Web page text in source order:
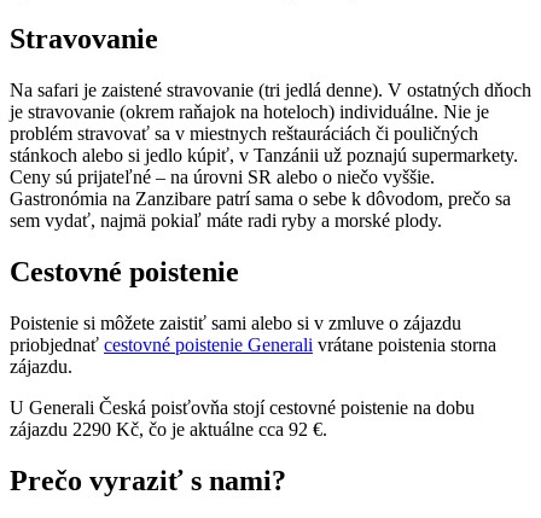
Stravovanie
Na safari je zaistené stravovanie (tri jedlá denne). V ostatných dňoch
je stravovanie (okrem raňajok na hoteloch) individuálne. Nie je
problém stravovať sa v miestnych reštauráciách či pouličných
stánkoch alebo si jedlo kúpiť, v Tanzánii už poznajú supermarkety.
Ceny sú prijateľné – na úrovni SR alebo o niečo vyššie.
Gastronómia na Zanzibare patrí sama o sebe k dôvodom, prečo sa
sem vydať, najmä pokiaľ máte radi ryby a morské plody.
Cestovné poistenie
Poistenie si môžete zaistiť sami alebo si v zmluve o zájazdu
priobjednať cestovné poistenie Generali vrátane poistenia storna
zájazdu.
U Generali Česká poisťovňa stojí cestovné poistenie na dobu
zájazdu 2290 Kč, čo je aktuálne cca 92 €.
Prečo vyraziť s nami?